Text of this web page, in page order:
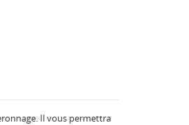
Il vous permettra